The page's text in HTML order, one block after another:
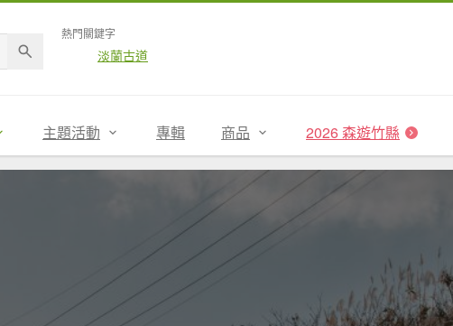
熱門關鍵字
淡蘭古道
主題活動 專輯 商品 2026 森遊竹縣